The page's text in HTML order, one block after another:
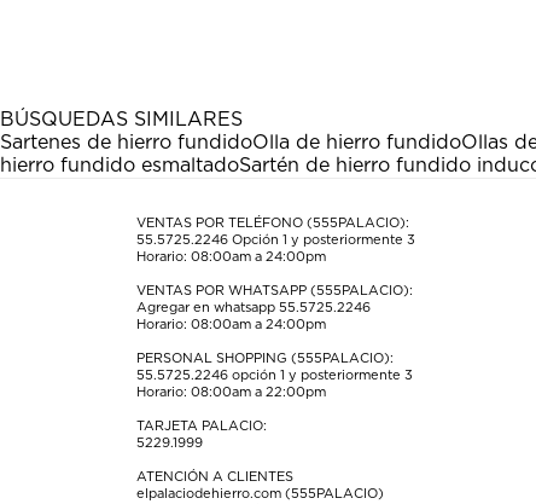
estrella
Esta
acción
abrirá
formulario
estrellas.
Esta
acción
abrirá
formulario
de
estrellas.
Esta
acción
abrirá
formulario
de
estrellas.
Esta
acción
abrirá
formulario
de
Esta
acción
abrirá
formulario
de
envío.
BÚSQUEDAS SIMILARES
Sartenes de hierro fundidoOlla de hierro fundidoOllas
hierro fundido esmaltadoSartén de hierro fundido
VENTAS POR TELÉFONO (555PALACIO):
55.5725.2246 Opción 1 y posteriormente 3
Horario: 08:00am a 24:00pm
VENTAS POR WHATSAPP (555PALACIO):
Agregar en whatsapp 55.5725.2246
Horario: 08:00am a 24:00pm
PERSONAL SHOPPING (555PALACIO):
55.5725.2246 opción 1 y posteriormente 3
Horario: 08:00am a 22:00pm
TARJETA PALACIO:
5229.1999
ATENCIÓN A CLIENTES
elpalaciodehierro.com (555PALACIO)